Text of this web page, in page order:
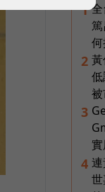
1
2
3
4